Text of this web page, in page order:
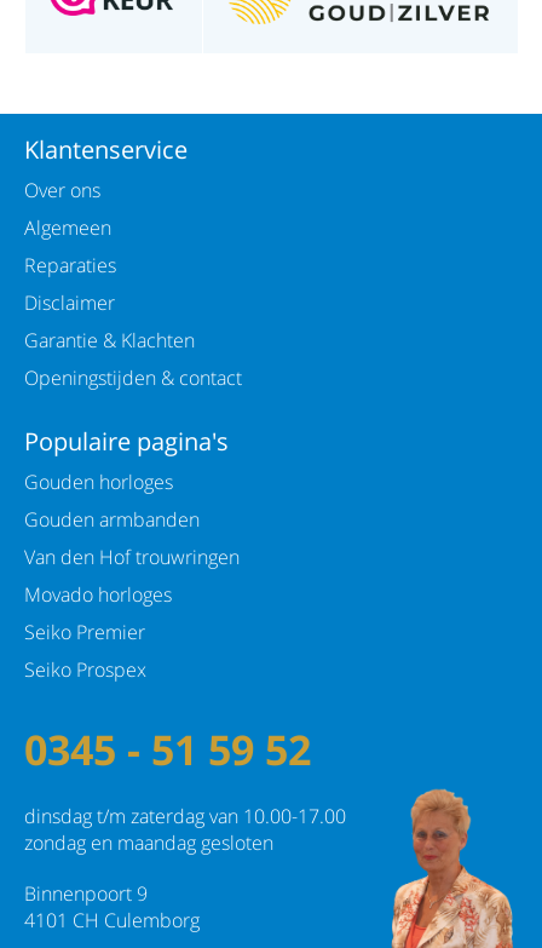
Klantenservice
Over ons
Algemeen
Reparaties
Disclaimer
Garantie & Klachten
Openingstijden & contact
Populaire pagina's
Gouden horloges
Gouden armbanden
Van den Hof trouwringen
Movado horloges
Seiko Premier
Seiko Prospex
0345 - 51 59 52
dinsdag t/m zaterdag van 10.00-17.00
zondag en maandag gesloten
Binnenpoort 9
4101 CH Culemborg